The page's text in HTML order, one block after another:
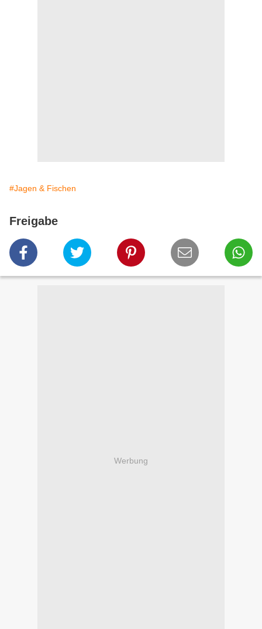
#Jagen & Fischen
Freigabe
Werbung